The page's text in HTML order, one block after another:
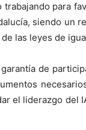
trabajando para
siendo un
las leyes de
de
el liderazgo del